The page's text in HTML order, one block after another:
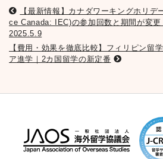
【最新情報】カナダワーキングホリ
ce Canada: IEC)の参加回数と期間が変
2025.5.9
【費用・効果を徹底比較】フィリピン留
ア進学｜2カ国留学の新定番